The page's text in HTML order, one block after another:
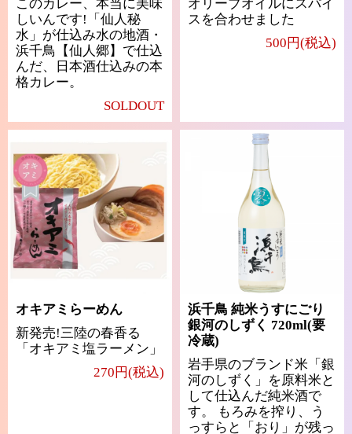
このカレー、本当に美味
しいんです!「仙人秘
水」が仕込み水の地酒・
浜千鳥【仙人郷】で仕込
んだ、日本酒仕込みの本
格カレー。
SOLDOUT
オリーブオイルにスパイ
スを合わせました
500円(税込)
オキアミらーめん
新発売!三陸の春香る
「オキアミ塩ラーメン」
270円(税込)
浜千鳥 純米うすにごり
銀河のしずく 720ml(要
冷蔵)
岩手県のブランド米「銀
河のしずく」を原料米と
して仕込んだ純米酒で
す。 もろみを搾り、う
っすらと「おり」が残っ